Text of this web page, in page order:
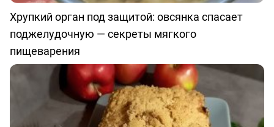
Хрупкий орган под защитой: овсянка спасает
поджелудочную — секреты мягкого
пищеварения